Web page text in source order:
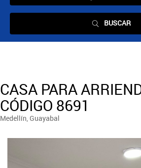
BUSCAR
CASA PARA
CÓDIGO 8691
Medellín, Guayabal